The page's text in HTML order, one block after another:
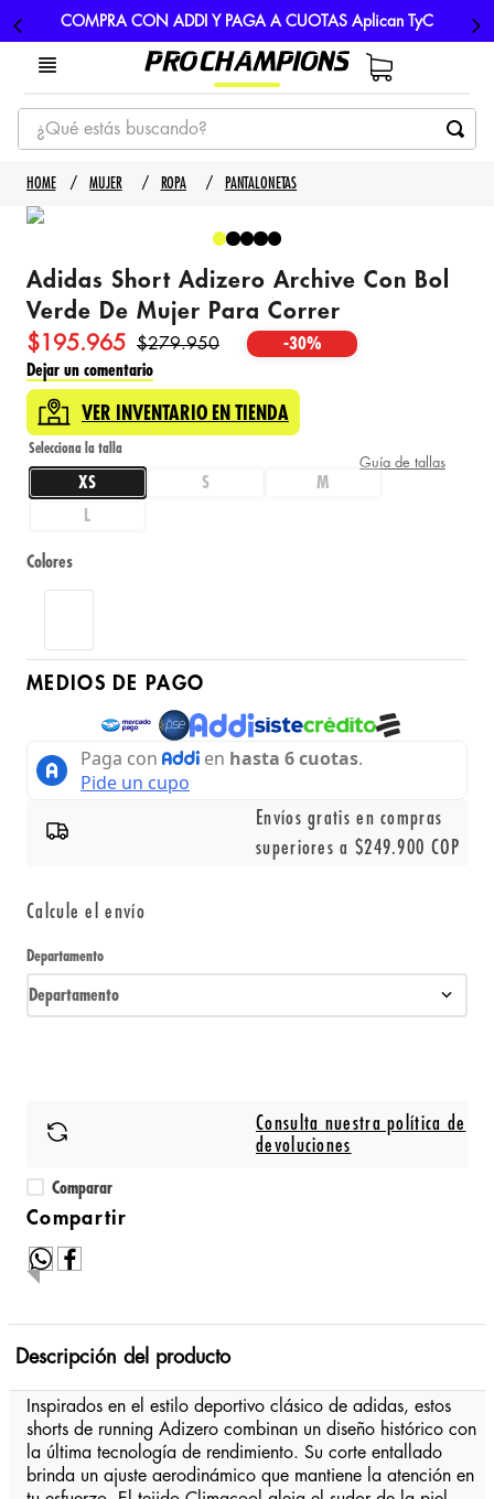
COMPRA CON ADDI Y PAGA A CUOTAS Aplican TyC
¿Qué estás buscando?
TÉRMINOS MÁS BUSCADOS
1
3. nike
4. guayos
5
MUJER ROPA PANTALONETAS
Adidas Short Adizero Archive Con Bol
Verde De Mujer Para Correr
$195.965 $279.950 -30%
Dejar un comentario
VER INVENTARIO EN TIENDA
Guía de tallas
XS S
M
L
Colores
MEDIOS DE PAGO
Envíos gratis en compras
superiores a $249.900 COP
Calcule el envío
Departamento
Departamento
Consulta nuestra política de
devoluciones
Comparar
Descripción del producto
Inspirados en el estilo deportivo clásico de adidas, estos
shorts de running Adizero combinan un diseño histórico con
la última tecnología de rendimiento. Su corte entallado
brinda un ajuste aerodinámico que mantiene la atención en